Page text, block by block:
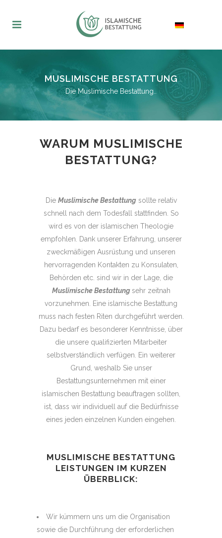
MUSLIMISCHE BESTATTUNG
Die Muslimische Bestattung..
WARUM MUSLIMISCHE
BESTATTUNG?
Die Muslimische Bestattungsollte relativ
schnell nach dem Todesfall stattfinden. So
wird es von der islamischen Theologie
empfohlen. Dank unserer Erfahrung, unserer
zweckmäßigen Ausrüstung und unseren
hervorragenden Kontakten zu Konsulaten,
Behörden etc. sind wir in der Lage, die
Muslimische Bestattung sehr zeitnah
vorzunehmen. Eine islamische Bestattung
muss nach festen Riten durchgeführt werden.
Dazu bedarf es besonderer Kenntnisse, über
die unsere qualifizierten Mitarbeiter
selbstverständlich verfügen. Ein weiterer
Grund, weshalb Sie unser
Bestattungsunternehmen mit einer
islamischen Bestattung beauftragen sollten,
ist, dass wir individuell auf die Bedürfnisse
eines jeden einzelnen Kunden eingehen.
MUSLIMISCHE BESTATTUNG
LEISTUNGEN IM KURZEN
ÜBERBLICK:
Wir kümmern uns um die Organisation
sowie die Durchführung der erforderlichen